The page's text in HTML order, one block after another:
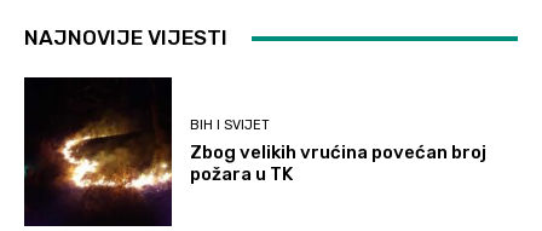
NAJNOVIJE VIJESTI
BIH I SVIJET
Zbog velikih vrućina povećan broj
požara u TK